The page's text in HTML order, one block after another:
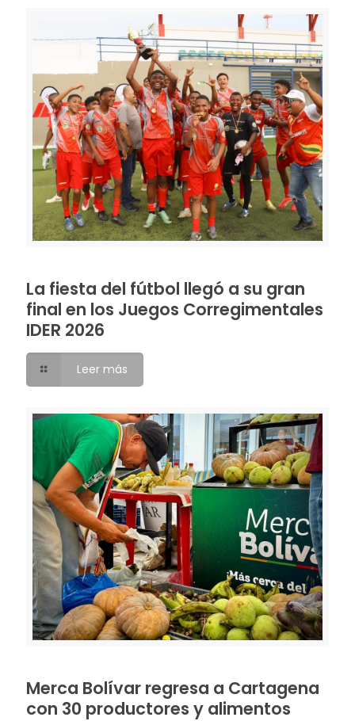
La fiesta del fútbol llegó a su gran
final en los Juegos Corregimentales
IDER 2026
Leer más
Merca Bolívar regresa a Cartagena
con 30 productores y alimentos